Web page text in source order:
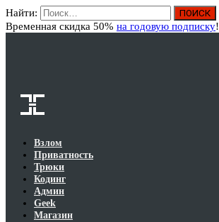
Найти:
Временная скидка 50% на годовую подписку!
Взлом
Приватность
Трюки
Кодинг
Админ
Geek
Магазин